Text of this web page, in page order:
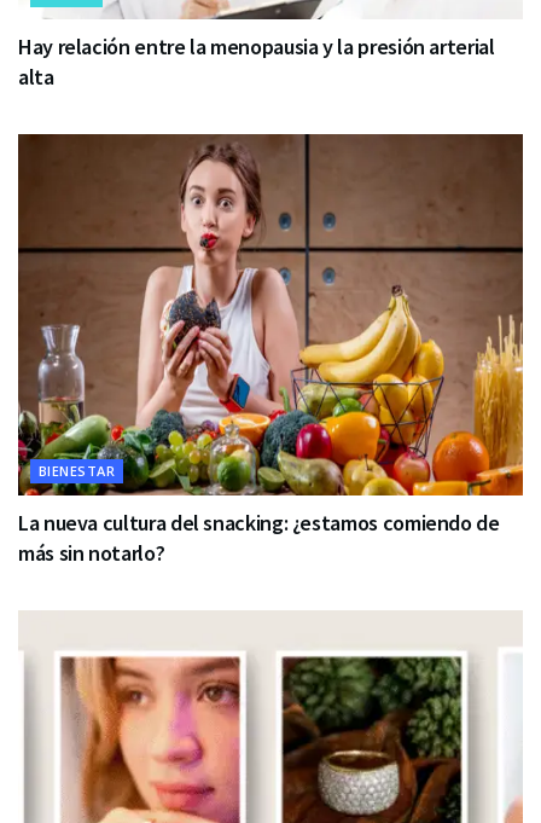
Hay relación entre la menopausia y la presión arterial
alta
BIENESTAR
La nueva cultura del snacking: ¿estamos comiendo de
más sin notarlo?